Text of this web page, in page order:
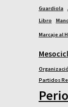
Guardiola
Libro
Marcaje al
Partidos